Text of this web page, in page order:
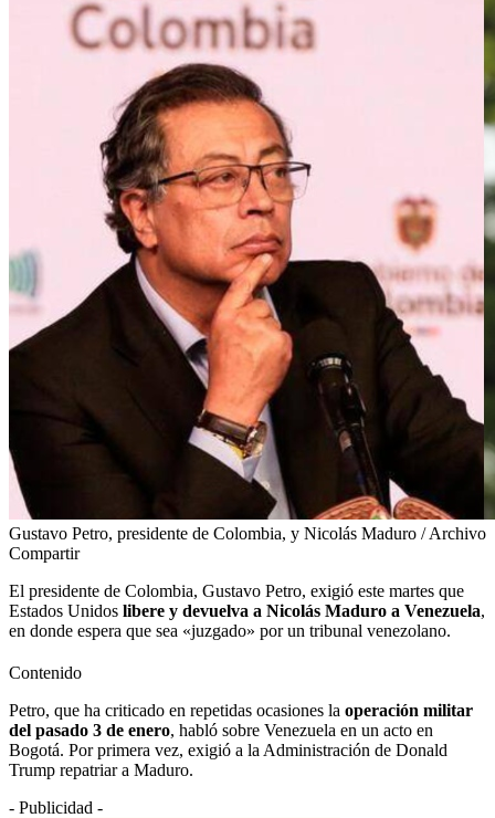
Gustavo Petro, presidente de Colombia, y Nicolás Maduro / Archivo
Compartir
El presidente de Colombia, Gustavo Petro, exigió este martes que
Estados Unidos libere y devuelva a Nicolás Maduro a Venezuela,
en donde espera que sea «juzgado» por un tribunal venezolano.
Contenido
Petro, que ha criticado en repetidas ocasiones la operación militar
del pasado 3 de enero, habló sobre Venezuela en un acto en
Bogotá. Por primera vez, exigió a la Administración de Donald
Trump repatriar a Maduro.
- Publicidad -